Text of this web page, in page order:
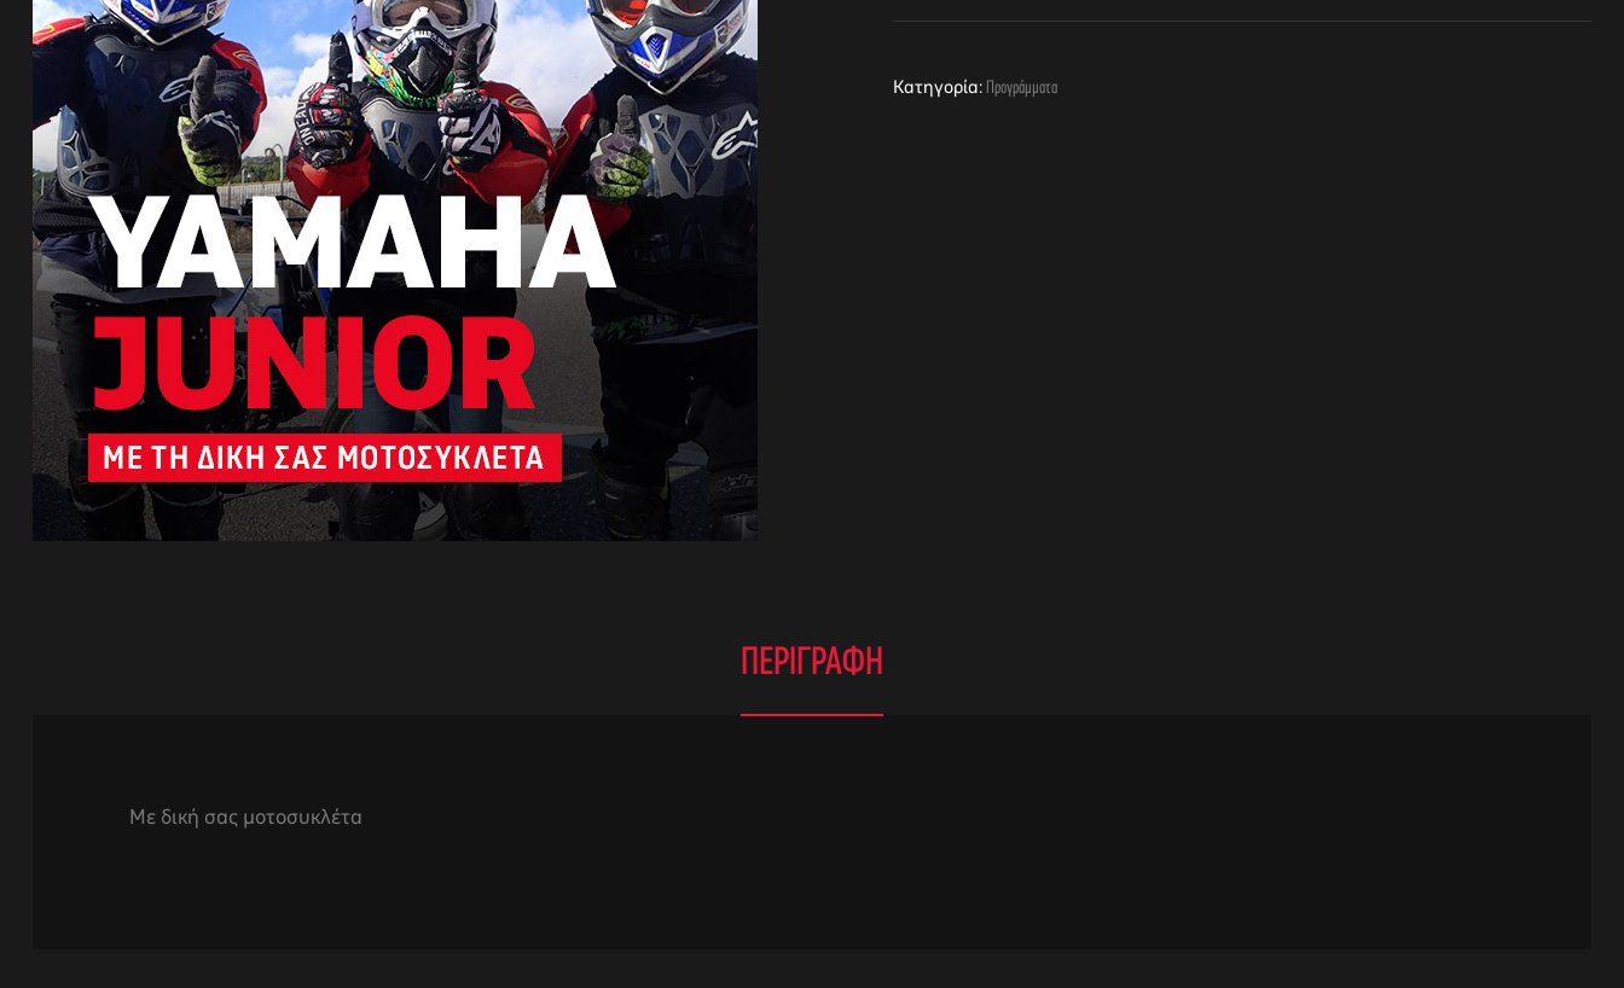
Κατηγορία:Προγράμματα
ΠΕΡΙΓΡΑΦΉ
Με δική σας μοτοσυκλέτα